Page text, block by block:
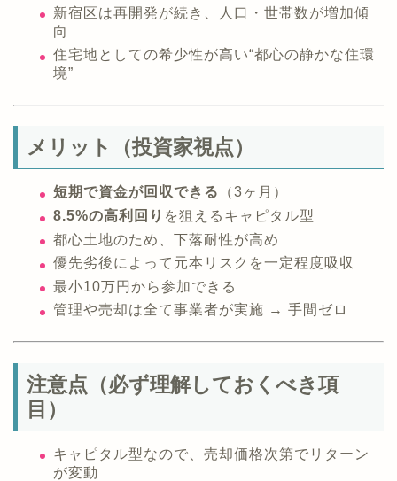
新宿区は再開発が続き、人口・世帯数が増加傾
向
住宅地としての希少性が高い“都心の静かな住環
境”
メリット（投資家視点）
短期で資金が回収できる
（3ヶ月）
8.5%の高利回り を狙えるキャピタル型
都心土地のため、下落耐性が高め
優先劣後によって元本リスクを一定程度吸収
最小10万円から参加できる
管理や売却は全て事業者が実施 → 手間ゼロ
注意点（必ず理解しておくべき項
目）
キャピタル型なので、売却価格次第でリターン
が変動